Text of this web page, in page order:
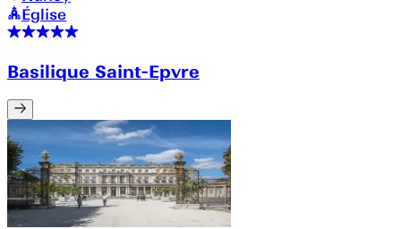
Église
Basilique Saint-Epvre